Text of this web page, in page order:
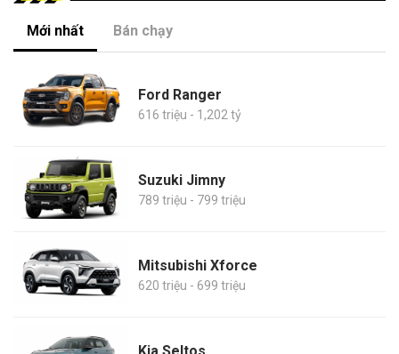
Mới nhất Bán chạy
Ford Ranger
616 triệu - 1,202 tỷ
Suzuki Jimny
789 triệu - 799 triệu
Mitsubishi Xforce
620 triệu - 699 triệu